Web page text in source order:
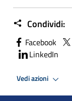
Condividi:
Facebook
LinkedIn
Vedi azioni